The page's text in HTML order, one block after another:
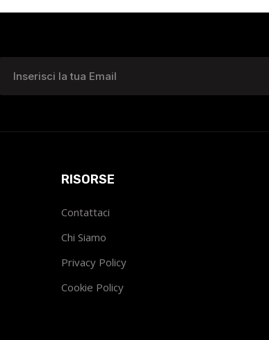
RISORSE
Contattaci
Chi Siamo
Privacy Policy
Cookie Policy